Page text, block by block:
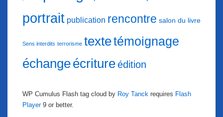
portrait publication rencontre salon du livre
Sens interdits terrorisme textetémoignage
échangeécritureédition
WP Cumulus Flash tag cloud by Roy Tanck requires Flash
Player9 or better.